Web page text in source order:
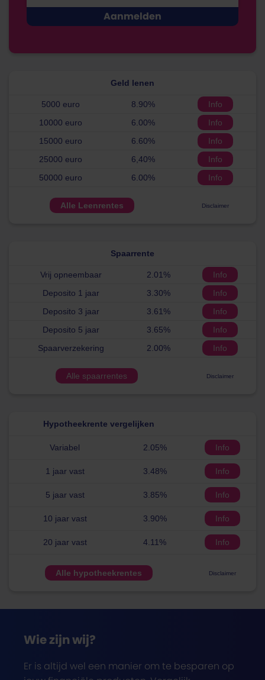
Geld lenen
5000 euro 8.90%
Info
10000 euro
6.00%
Info
15000 euro
6.60%
Info
25000 euro
6,40%
Info
50000 euro
6.00% Info
Alle Leenrentes Disclaimer
Spaarrente
Vrij opneembaar 2.01%
Info
Deposito 1 jaar
3.30%
Info
Deposito 3 jaar
3.61%
Info
Deposito 5 jaar
3.65%
Info
Spaarverzekering
2.00% Info
Alle spaarrentes Disclaimer
Hypotheekrente vergelijken
Variabel 2.05% Info
1 jaar vast 3.48% Info
5 jaar vast 3.85% Info
10 jaar vast 3.90% Info
20 jaar vast 4.11% Info
Alle hypotheekrentes Disclaimer
Wie zijn wij?
Er is altijd wel een manier om te besparen op